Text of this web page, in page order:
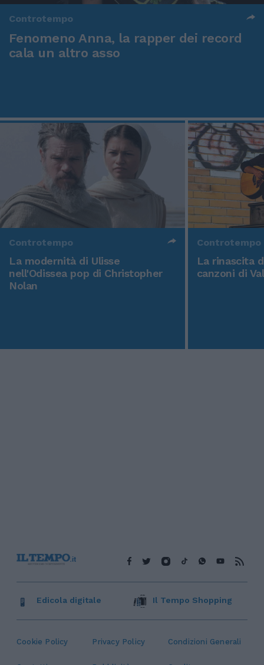
Controtempo
Fenomeno Anna, la rapper dei record
cala un altro asso
Controtempo
La modernità di Ulisse
nell'Odissea pop di Christopher
Nolan
Controtempo
La rinascita
canzoni di
Cookie Policy Privacy Policy Condizioni Generali
Edicola digitale Il Tempo Shopping